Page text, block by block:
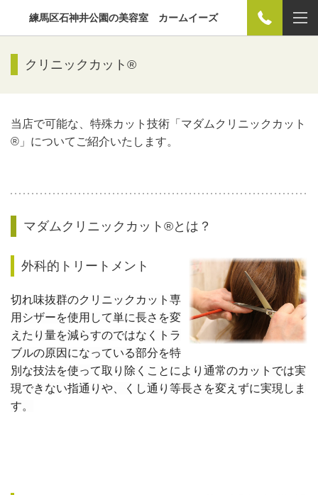
練馬区石神井公園の美容室 カームイーズ
クリニックカット®
当店で可能な、特殊カット技術「マダムクリニックカット
®」についてご紹介いたします。
マダムクリニックカット®とは？
外科的トリートメント
切れ味抜群のクリニックカット専
用シザーを使用して単に長さを変
えたり量を減らすのではなくトラ
ブルの原因になっている部分を特
別な技法を使って取り除くことにより通常のカットでは実
現できない指通りや、くし通り等長さを変えずに実現しま
す。